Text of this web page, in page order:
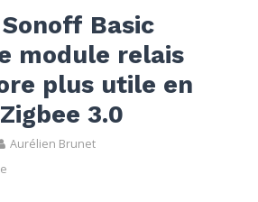
Basic
module relais
plus utile en
3.0
Aurélien Brunet